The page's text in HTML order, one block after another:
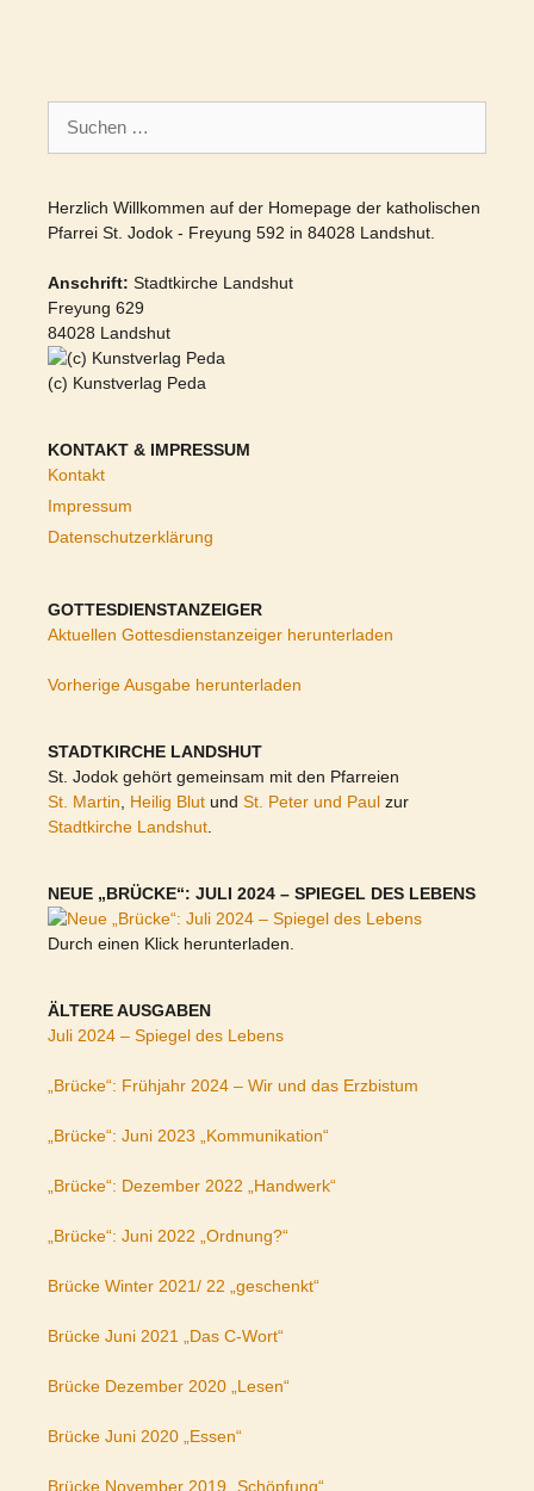
nach:
Herzlich Willkommen auf der Homepage der katholischen
Pfarrei St. Jodok - Freyung 592 in 84028 Landshut.
Anschrift: Stadtkirche Landshut
Freyung 629
84028 Landshut
(c) Kunstverlag Peda
KONTAKT & IMPRESSUM
Kontakt
Impressum
Datenschutzerklärung
GOTTESDIENSTANZEIGER
Aktuellen Gottesdienstanzeiger herunterladen
Vorherige Ausgabe herunterladen
STADTKIRCHE LANDSHUT
St. Jodok gehört gemeinsam mit den Pfarreien
St. Martin
Heilig Blut und St. Peter und Paul zur
Stadtkirche Landshut
NEUE „BRÜCKE“: JULI 2024 – SPIEGEL DES LEBENS
Durch einen Klick herunterladen.
ÄLTERE AUSGABEN
Juli 2024 – Spiegel des Lebens
„Brücke“: Frühjahr 2024 – Wir und das Erzbistum
„Brücke“: Juni 2023 „Kommunikation“
„Brücke“: Dezember 2022 „Handwerk“
„Brücke“: Juni 2022 „Ordnung?“
Brücke Winter 2021/ 22 „geschenkt“
Brücke Juni 2021 „Das C-Wort“
Brücke Dezember 2020 „Lesen“
Brücke Juni 2020 „Essen“
Brücke November 2019 „Schöpfung“